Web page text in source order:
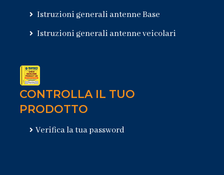
Istruzioni generali antenne Base
Istruzioni generali antenne veicolari
CONTROLLA IL TUO
PRODOTTO
Verifica la tua password